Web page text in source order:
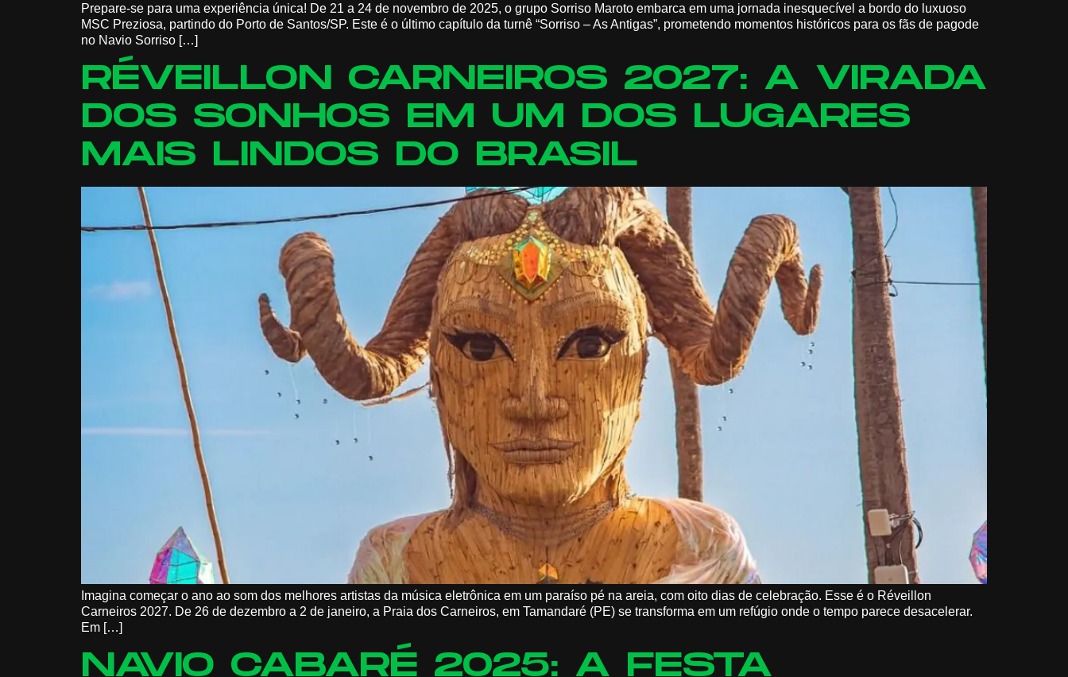
Prepare-se para uma experiência única! De 21 a 24 de novembro de 2025, o grupo Sorriso Maroto embarca em uma jornada inesquecível a bordo do luxuoso
MSC Preziosa, partindo do Porto de Santos/SP. Este é o último capítulo da turnê “Sorriso – As Antigas”, prometendo momentos históricos para os fãs de pagode
no Navio Sorriso […]
RÉVEILLON CARNEIROS 2027: A VIRADA
DOS SONHOS EM UM DOS LUGARES
MAIS LINDOS DO BRASIL
Imagina começar o ano ao som dos melhores artistas da música eletrônica em um paraíso pé na areia, com oito dias de celebração. Esse é o Réveillon
Carneiros 2027. De 26 de dezembro a 2 de janeiro, a Praia dos Carneiros, em Tamandaré (PE) se transforma em um refúgio onde o tempo parece desacelerar.
Em […]
NAVIO CABARÉ 2025: A FESTA